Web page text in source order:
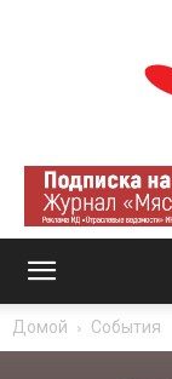
Домой События